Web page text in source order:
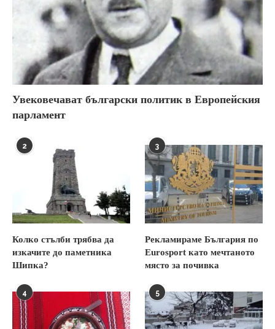
Увековечават български политик в Европейския
парламент
2
Колко стълби трябва да
изкачите до паметника
Шипка?
3
Рекламираме България по
Eurosport като мечтаното
място за почивка
4 5